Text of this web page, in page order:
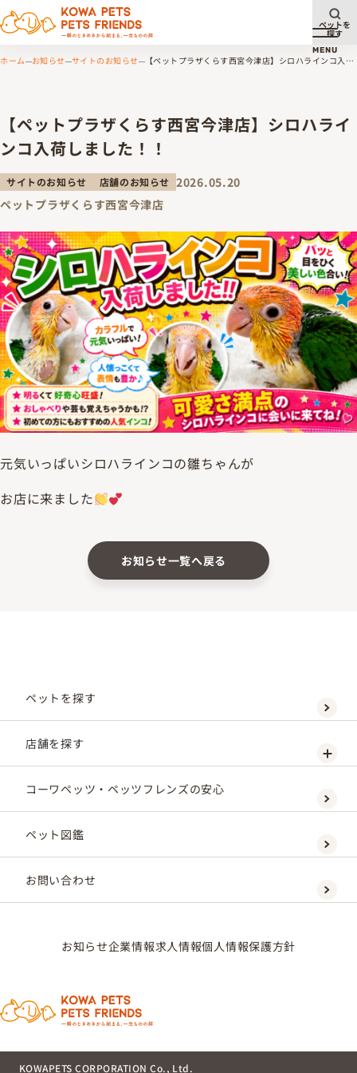
メニ
MENU
ペットを
探す
ホーム お知らせ サイトのお知らせ 【ペットプラザくらす西宮今津店】シロハラインコ入荷
【ペットプラザくらす西宮今津店】シロハライ
ンコ入荷しました！！
サイトのお知らせ 店舗のお知らせ 2026.05.20
ペットプラザくらす西宮今津店
元気いっぱいシロハラインコの雛ちゃんが
お店に来ました
お知らせ一覧へ戻る
ペットを探す
店舗を探す
コーワペッツ・ペッツフレンズの安心
ペット図鑑
お問い合わせ
お知らせ企業情報求人情報個人情報保護方針
KOWAPETS CORPORATION Co., Ltd.